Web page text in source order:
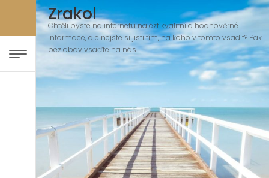
Zrakol
Chtěli byste na internetu nalézt kvalitní a hodnověrné
informace, ale nejste si jisti tím, na koho v tomto vsadit? Pak
bez obav vsaďte na nás.